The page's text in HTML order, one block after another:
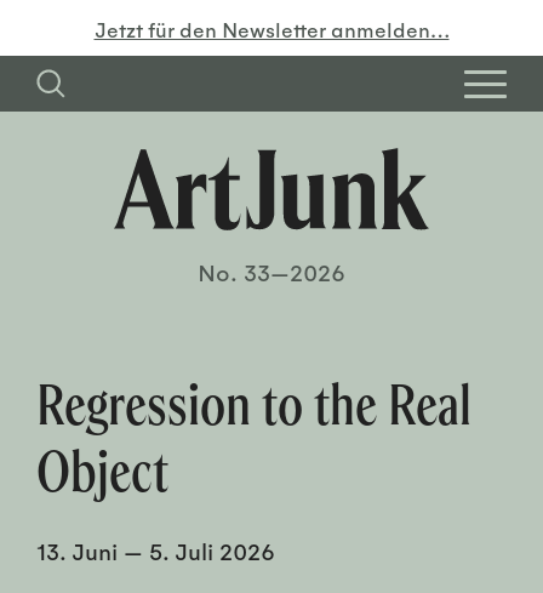
Jetzt für den Newsletter anmelden…
No. 33—2026
Regression to the Real
Object
13. Juni — 5. Juli 2026